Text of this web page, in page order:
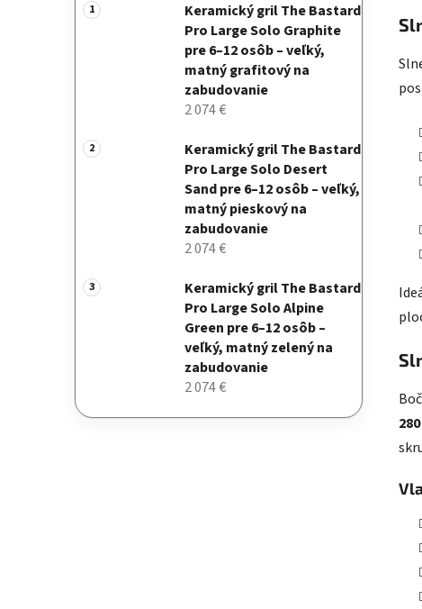
Keramický gril The Bastard
Pro Large Solo Graphite
pre 6–12 osôb – veľký,
matný grafitový na
zabudovanie
2 074 €
Keramický gril The Bastard
Pro Large Solo Desert
Sand pre 6–12 osôb – veľký,
matný pieskový na
zabudovanie
2 074 €
Keramický gril The Bastard
Pro Large Solo Alpine
Green pre 6–12 osôb –
veľký, matný zelený na
zabudovanie
2 074 €